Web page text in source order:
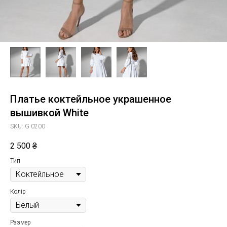
Платье коктейльное украшенное
вышивкой White
SKU: G 0200
2 500 ₴
Тип
Колір
Размер